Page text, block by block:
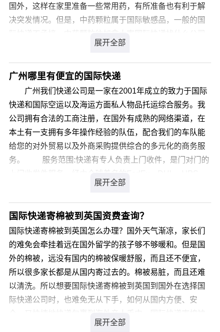
国外，这样在家里准备一些常用药，有所准备也有利于解
决突发情况。但是，中药颗粒属于国际敏感品，一般的国
好？中药颗粒往加拿大寄国际快递，我们是您最佳的选
择，我司从事私人物品国际运输十余年经验，针对类似产
品我司通常采用私人物品通关渠道办理国际运输，不受海
关相关规定限制，目的国通关率高达99.9%，关税为零。
那么，中药颗粒往加拿大寄国际快递价格是多少呢?
您可以登录我们官方网站 详细了解。
广州哪里有便宜的国际快递
广州我们快递公司是一家在2001年成立的致力于国际
快递和国际空运以及海运方面私人物品托运综合服务。我
公司拥有合法的工商注册，在国外有成熟的网络渠道，在
本土有一支拥有多年操作经验的队伍，配合我们的车队能
给您的对外贸易以及外商采购提供综合的多元化的商务服
务。 服务范围:快递有专人负责上门收件，是门对门的
TNT，EMS、中东专线等送至客户手中。空运则是门对贵
公司客户的机场服务，有广州经香港国际机场的国际航空
协会的航空公司飞往世界各地大中城市，网络覆盖全球200
多个国家和地区。 我们希望：对用户，凭公司的信誉
去推荐供应商：对产品提供者，凭网站的信息优势及公司
的严格管理使供应商顺畅的发挥各自的产品优势。行业内
的产品、信息、学习的集散地。 国际快递服务注意事
项 1、国际快递包裹重量分实际重量和体积重量两
种，快递公司将以两种重量中大的一项为计费依据；
高）/5000，注意，这里的长宽高单位是厘米； 3、国
国际快递寄棉被到英国资费查询？
国际快递寄棉被到英国怎么办理？国外天气渐凉，家长们
的难免会牵挂着远在国外留学的孩子够不够暖和。但是国
外的棉被，远没有国内的棉被保暖舒服，而且还不便宜，
所以很多家长都是从国内寄过去的。棉被易脏，而且还难
以清洗。所以想要国际快递寄棉被到英国到国外在选择国
际快递公司时，也难免无从下手，如何从国内方便、安
到英国比较好的国际快递公司有哪些呢?